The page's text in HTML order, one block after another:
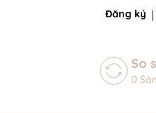
Đăng ký
So
0